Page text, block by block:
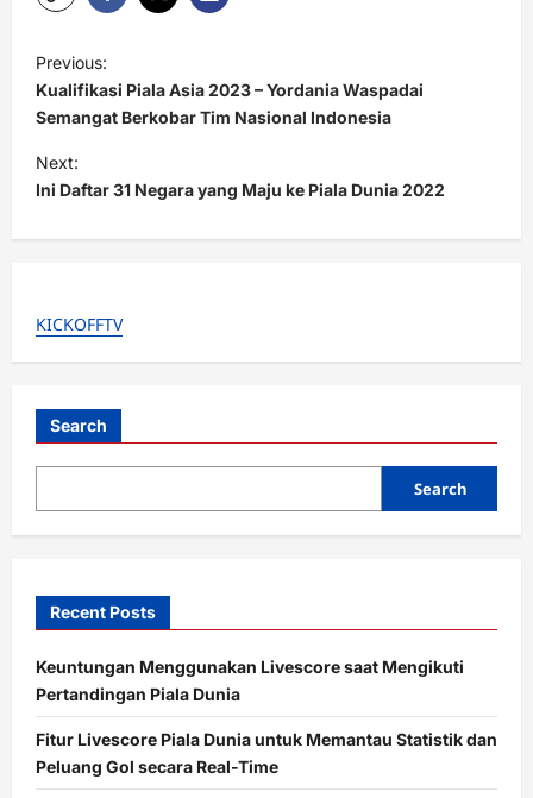
o
s
t
n
a
g
t
i
Previous:
Kualifikasi Piala Asia 2023 – Yordania Waspadai
Semangat Berkobar Tim Nasional Indonesia
Next:
Ini Daftar 31 Negara yang Maju ke Piala Dunia 2022
KICKOFFTV
Search
Search
Recent Posts
Keuntungan Menggunakan Livescore saat Mengikuti
Pertandingan Piala Dunia
Fitur Livescore Piala Dunia untuk Memantau Statistik dan
Peluang Gol secara Real-Time